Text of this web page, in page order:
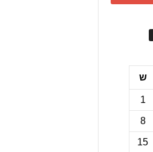
ש
1
8
15